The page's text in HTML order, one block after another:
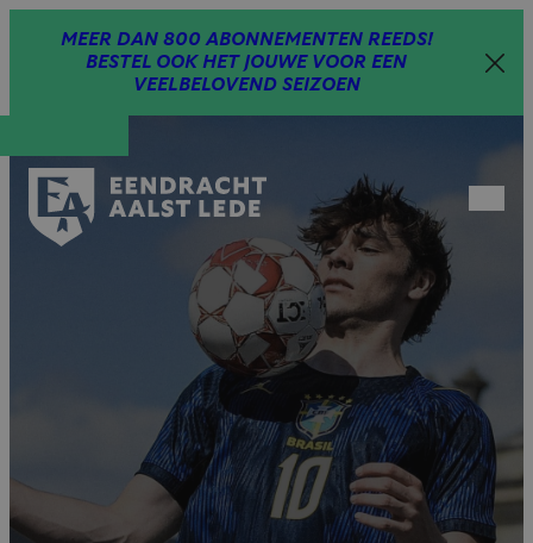
MEER DAN 800 ABONNEMENTEN REEDS!
BESTEL OOK HET JOUWE VOOR EEN
VEELBELOVEND SEIZOEN
menu